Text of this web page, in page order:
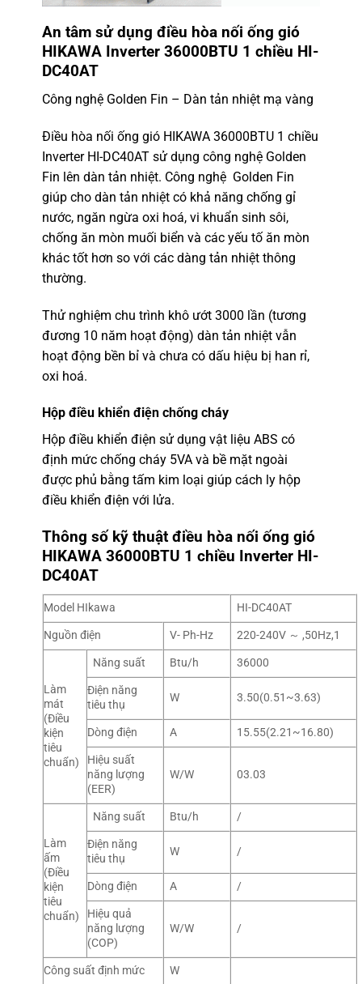
An tâm sử dụng điều hòa nối ống gió
HIKAWA Inverter 36000BTU 1 chiều HI-
DC40AT
Công nghệ Golden Fin – Dàn tản nhiệt mạ vàng
Điều hòa nối ống gió HIKAWA 36000BTU 1 chiều
Inverter HI-DC40AT sử dụng công nghệ Golden
Fin lên dàn tản nhiệt. Công nghệ Golden Fin
giúp cho dàn tản nhiệt có khả năng chống gỉ
nước, ngăn ngừa oxi hoá, vi khuẩn sinh sôi,
chống ăn mòn muối biển và các yếu tố ăn mòn
khác tốt hơn so với các dàng tản nhiệt thông
thường.
Thử nghiệm chu trình khô ướt 3000 lần (tương
đương 10 năm hoạt động) dàn tản nhiệt vẫn
hoạt động bền bỉ và chưa có dấu hiệu bị han rỉ,
oxi hoá.
Hộp điều khiển điện chống cháy
Hộp điều khiển điện sử dụng vật liệu ABS có
định mức chống cháy 5VA và bề mặt ngoài
được phủ bằng tấm kim loại giúp cách ly hộp
điều khiển điện với lửa.
Thông số kỹ thuật điều hòa nối ống gió
HIKAWA 36000BTU 1 chiều Inverter HI-
DC40AT
Model HIkawa
HI-DC40AT
Nguồn điện
V- Ph-Hz 220-240V ～ ,50Hz,1
Làm
mát
(Điều
kiện
tiêu
chuẩn)
Năng suất Btu/h
36000
Điện năng
tiêu thụ
W 3.50(0.51~3.63)
Dòng điện A
15.55(2.21~16.80)
Hiệu suất
năng lượng
(EER)
W/W 03.03
Làm
ấm
(Điều
kiện
tiêu
chuẩn)
Năng suất Btu/h
/
Điện năng
tiêu thụ
W /
Dòng điện A
/
Hiệu quả
năng lượng
(COP)
W/W /
Công suất định mức W